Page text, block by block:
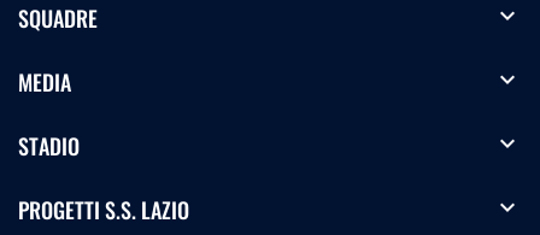
SQUADRE expand_more
MEDIA expand_more
STADIO expand_more
PROGETTI S.S. LAZIO expand_more